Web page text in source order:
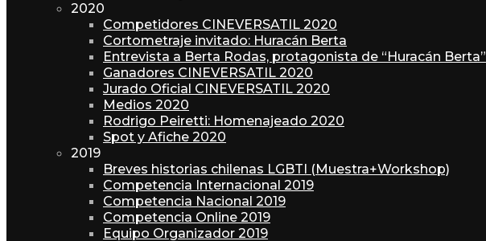
2020
Competidores CINEVERSATIL 2020
Cortometraje invitado: Huracán Berta
Entrevista a Berta Rodas, protagonista de “Huracán Berta”
Ganadores CINEVERSATIL 2020
Jurado Oficial CINEVERSATIL 2020
Medios 2020
Rodrigo Peiretti: Homenajeado 2020
Spot y Afiche 2020
2019
Breves historias chilenas LGBTI (Muestra+Workshop)
Competencia Internacional 2019
Competencia Nacional 2019
Competencia Online 2019
Equipo Organizador 2019